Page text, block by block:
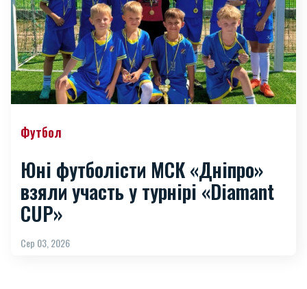
Футбол
Юні футболісти МСК «Дніпро»
взяли участь у турнірі «Diamant
CUP»
Сер 03, 2026